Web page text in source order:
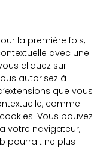
la première fois,
avec une
cliquez sur
autorisez à
que vous
comme
Vous pouvez
votre navigateur,
pourrait ne plus